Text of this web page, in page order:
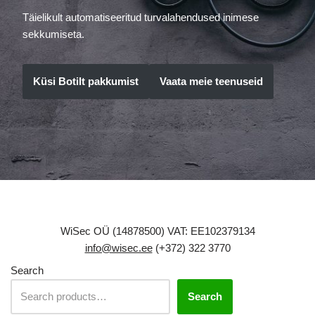
Täielikult automatiseeritud turvalahendused inimese
sekkumiseta.
Küsi Botilt pakkumist Vaata meie teenuseid
WiSec OÜ (14878500) VAT: EE102379134
info@wisec.ee(+372) 322 3770
Search
Search